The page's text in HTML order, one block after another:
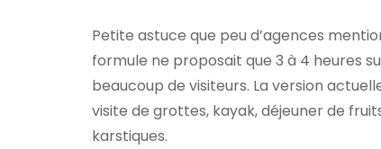
Petite astuce que peu d’agences
formule ne proposait que 3 à 4 heures
beaucoup de visiteurs. La version
visite de grottes, kayak, déjeuner de
karstiques.